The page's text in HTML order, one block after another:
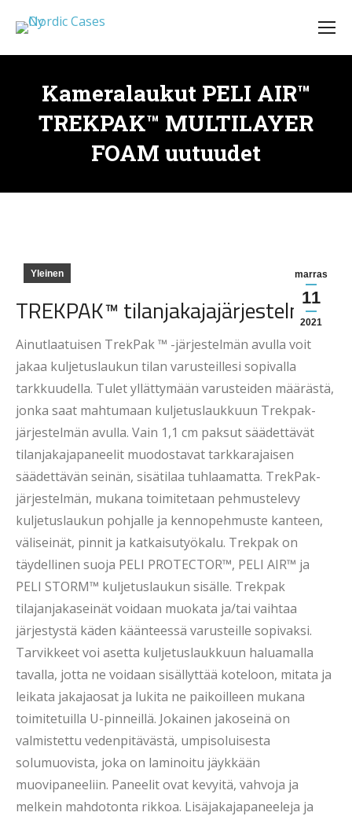
Kameralaukut PELI AIR™
TREKPAK™ MULTILAYER
FOAM uutuudet
marras
11
2021
Yleinen
TREKPAK™ tilanjakajajärjestelmä
Ainutlaatuisen TrekPak ™ -järjestelmän avulla voit
jakaa kuljetuslaukun tilan varusteillesi sopivalla
tarkkuudella. Tulet yllättymään varusteiden määrästä,
jonka saat mahtumaan kuljetuslaukkuun Trekpak-
järjestelmän avulla. Vain 1,1 cm paksut säädettävät
tilanjakajapaneelit muodostavat tarkkarajaisen
säädettävän seinän, sisätilaa tuhlaamatta. TrekPak-
järjestelmän, mukana toimitetaan pehmustelevy
kuljetuslaukun pohjalle ja kennopehmuste kanteen,
väliseinät, pinnit ja katkaisutyökalu. Trekpak on
täydellinen suoja PELI PROTECTOR™, PELI AIR™ ja
PELI STORM™ kuljetuslaukun sisälle. Trekpak
tilajanjakaseinät voidaan muokata ja/tai vaihtaa
järjestystä käden käänteessä varusteille sopivaksi.
Tarvikkeet voi asetta kuljetuslaukkuun haluamalla
tavalla, jotta ne voidaan sisällyttää koteloon, mitata ja
leikata jakajaosat ja lukita ne paikoilleen mukana
toimitetuilla U-pinneillä. Jokainen jakoseinä on
valmistettu vedenpitävästä, umpisoluisesta
solumuovista, joka on laminoitu jäykkään
muovipaneeliin. Paneelit ovat kevyitä, vahvoja ja
melkein mahdotonta rikkoa. Lisäjakajapaneeleja ja